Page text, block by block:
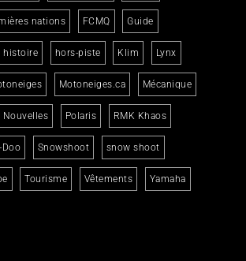
nations FCMQ Guide
histoire hors-piste Klim Lynx
Motoneiges.ca Mécanique
Nouvelles Polaris RMK Khaos
Doo Snowshoot snow shoot
Tourisme Vêtements Yamaha